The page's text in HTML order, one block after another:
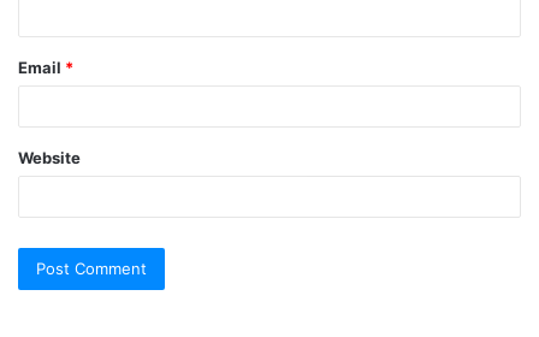
Email *
Website